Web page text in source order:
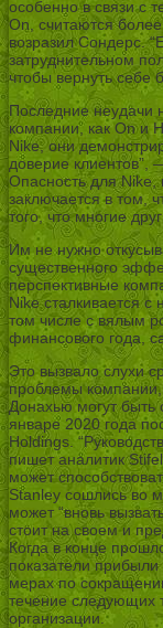
особенно в связи с
On, считаются
возразил Сондерс.
затруднительном
чтобы вернуть себе
Последние неудачи
компании, как On и
Nike, они
доверие клиентов”,
Опасность для Nike,
заключается в том,
того, что многие
Им не нужно
существенного
перспективные
Nike сталкивается
том числе с вялым
финансового года,
Это вызвало слухи
проблемы компании,
Донахью могут быть
январе 2020 года
Holdings.
пишет аналитик
может
Stanley сошлись во
может “вновь
стоит на своем и
Когда в конце
показатели
мерах по
течение следующих
организации.